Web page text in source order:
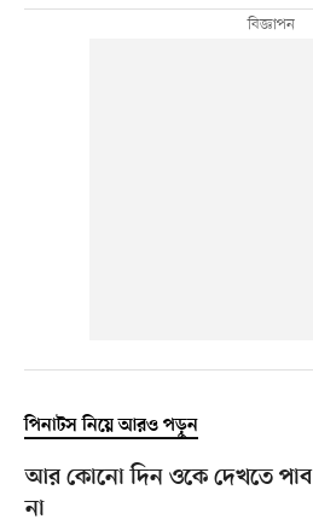
পিনাটস নিয়ে আরও পড়ুন
আর কোনো দিন ওকে দেখতে পাব
না